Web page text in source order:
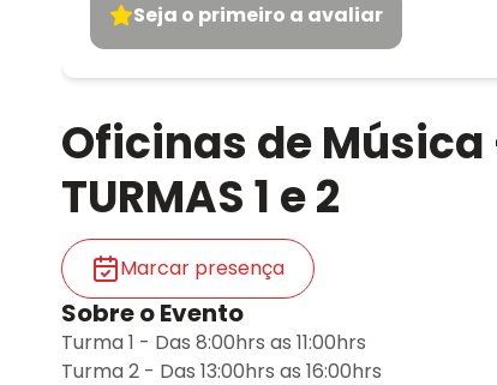
Seja o primeiro a avaliar
Oficinas de
TURMAS 1 e 2
Marcar presença
Sobre o Evento
Turma 1 - Das 8:00hrs as 11:00hrs
Turma 2 - Das 13:00hrs as 16:00hrs